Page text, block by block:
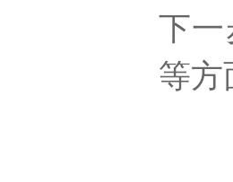
下
等方